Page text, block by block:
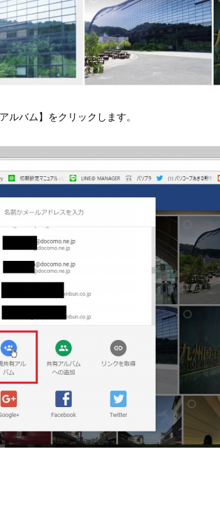
ルバム】をクリックします。